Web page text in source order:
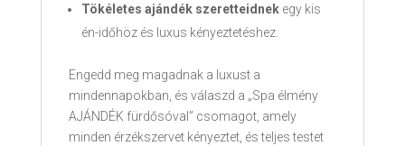
Tökéletes ajándék szeretteidnekegy kis
én-időhöz és luxus kényeztetéshez.
Engedd meg magadnak a luxust a
mindennapokban, és válaszd a „Spa élmény
AJÁNDÉK fürdősóval” csomagot, amely
minden érzékszervet kényeztet, és teljes testet